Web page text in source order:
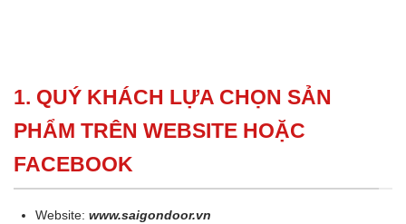
1. QUÝ KHÁCH LỰA CHỌN SẢN
PHẨM TRÊN WEBSITE HOẶC
FACEBOOK
Website:www.saigondoor.vn